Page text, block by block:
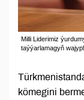
Milli Liderimiz
taýýarlamagyň
kömegini